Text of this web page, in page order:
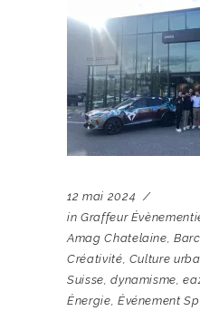
12 mai 2024
in Graffeur
Amag Chatelaine ,
Créativité Culture
Suisse ,dynamisme ,
Énergie Événement